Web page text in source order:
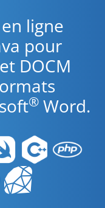
ligne
pour
DOCM
® Word.